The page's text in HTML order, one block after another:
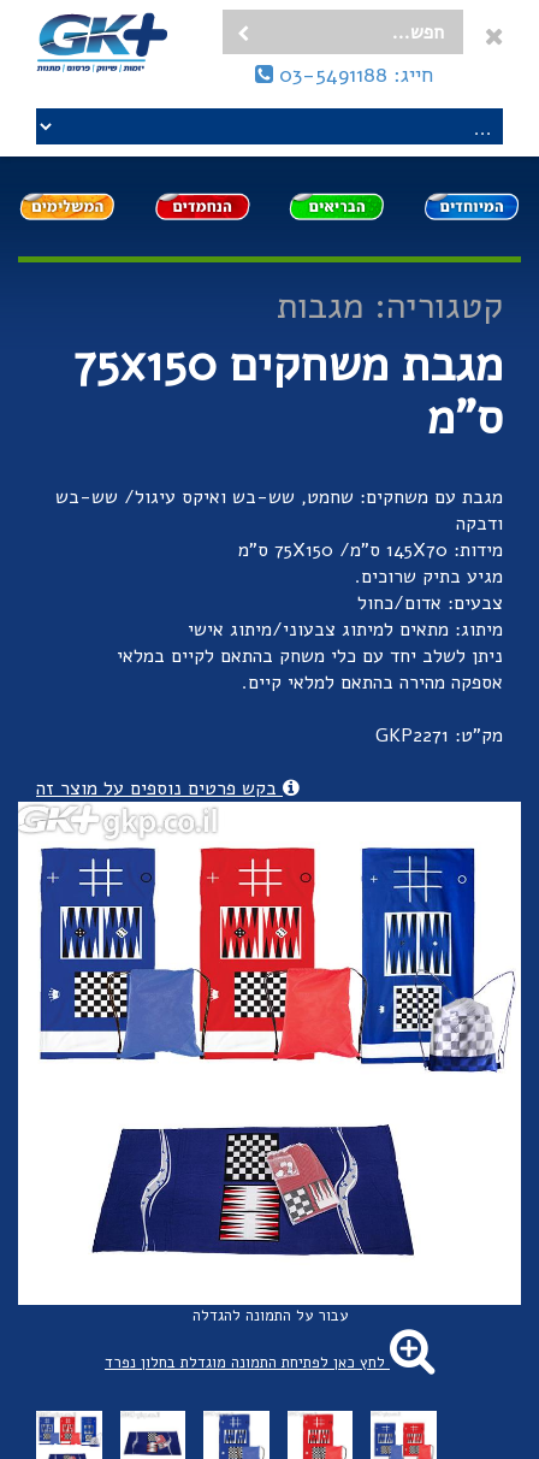
חייג: 03-5491188
קטגוריה: מגבות
מגבת משחקים 75x150
ס"מ
מגבת עם משחקים: שחמט, שש-בש ואיקס עיגול/ שש-בש
ודבקה
מידות: 145X70 ס”מ/ 75X150 ס"מ
מגיע בתיק שרוכים.
צבעים: אדום/כחול
מיתוג: מתאים למיתוג צבעוני/מיתוג אישי
ניתן לשלב יחד עם כלי משחק בהתאם לקיים במלאי
אספקה מהירה בהתאם למלאי קיים.
מק"ט: GKP2271
בקש פרטים נוספים על מוצר זה
עבור על התמונה להגדלה
לחץ כאן לפתיחת התמונה מוגדלת בחלון נפרד